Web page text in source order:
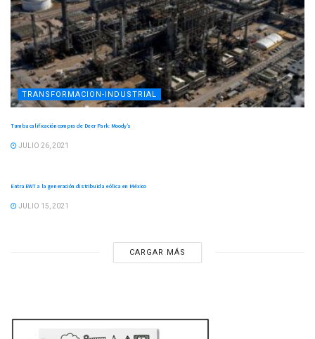
TRANSFORMACION-INDUSTRIAL
Tumba calificación compra de Deer Park: Moody’s
JULIO 26, 2021
Entra EWT a la generación distribuida eólica en México
JULIO 15, 2021
CARGAR MÁS